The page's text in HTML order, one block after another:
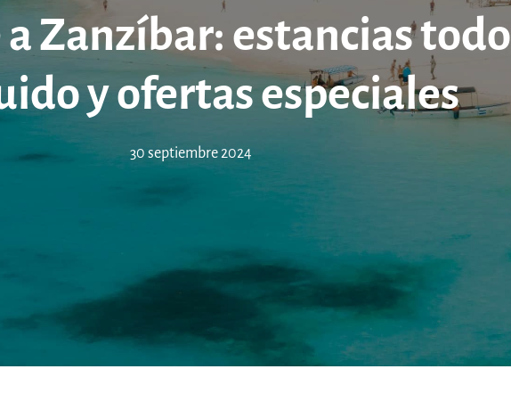
Zanzíbar: estancias todo
y ofertas especiales
30 septiembre 2024